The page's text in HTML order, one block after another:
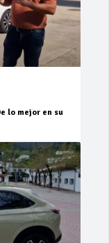
lo mejor en su